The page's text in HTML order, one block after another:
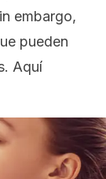
embargo,
pueden
Aquí